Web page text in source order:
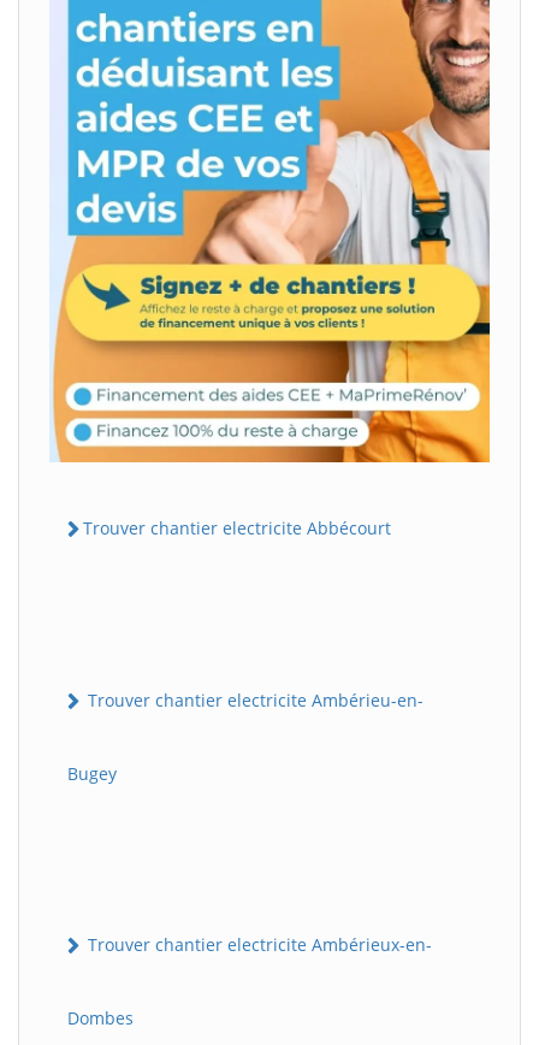
Trouver chantier electricite Abbécourt
Trouver chantier electricite Ambérieu-en-
Bugey
Trouver chantier electricite Ambérieux-en-
Dombes